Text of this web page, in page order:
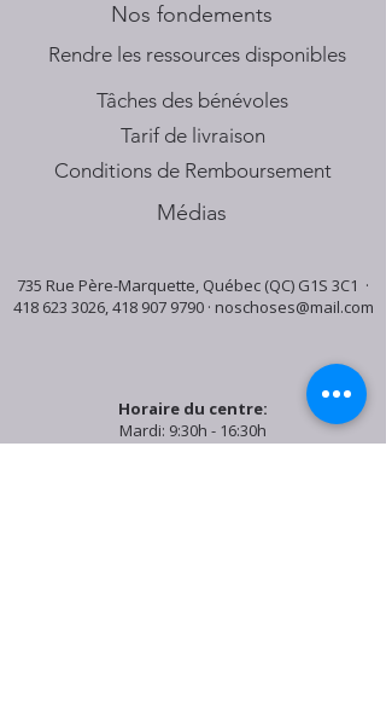
Nos fondements
​Rendre les ressources disponibles
Tâches des bénévoles
Tarif de livraison
Conditions de Remboursement
Médias
735 Rue Père-Marquette, Québec (QC) G1S 3C1 ·
418 623 3026,418 907 9790· noschoses@mail.com
Horaire du centre:
Mardi: 9:30h - 16:30h